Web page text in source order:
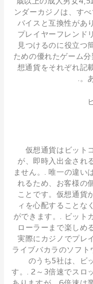
ンダーカジノは、す
バイスと互換性があ
プレイヤーフレンド
見つけるのに役立つ
ための優れたゲーム
想通貨をそれぞれ記
仮想通貨はビット
が、即時入出金され
ません。. 唯一の違い
れるため、お客様の
ことです。仮想通貨
ィを心配することな
ができます。. ビット
ローラーまで楽しめ
実際にカジノでプレ
ライブバカラのソフ
のうち5社は、ビ
す。. 2～3倍速でスロ